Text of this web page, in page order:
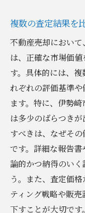
複数の査定結果を
不動産売却におい
は、正確な市場価
す。具体的には、
れぞれの評価基準
ます。特に、伊勢
は多少のばらつき
すべきは、なぜそ
です。詳細な報告
論的かつ納得のい
う。また、査定価
ティング戦略や販
下すことが大切です